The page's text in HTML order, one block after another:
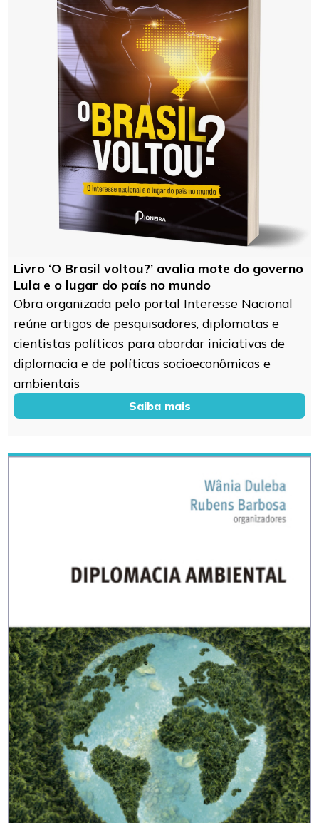
Livro ‘O Brasil voltou?’ avalia mote do governo
Lula e o lugar do país no mundo
Obra organizada pelo portal Interesse Nacional
reúne artigos de pesquisadores, diplomatas e
cientistas políticos para abordar iniciativas de
diplomacia e de políticas socioeconômicas e
ambientais
Saiba mais